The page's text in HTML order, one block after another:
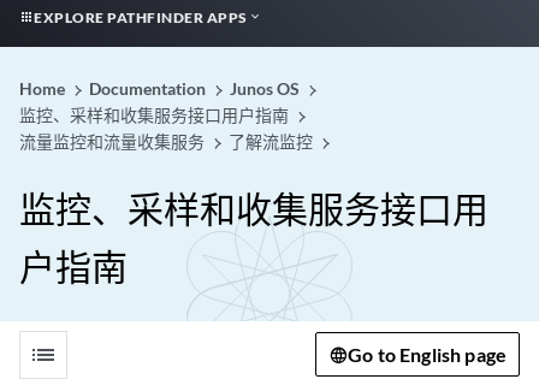
EXPLORE PATHFINDER APPS
Home Documentation
Junos OS
监控、采样和收集服务接口用户指南
流量监控和流量收集服务
了解流监控
监控、采样和收集服务接口用
户指南
list Go to English page